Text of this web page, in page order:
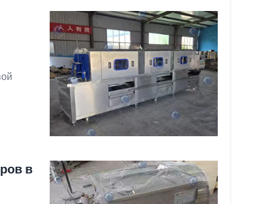
в